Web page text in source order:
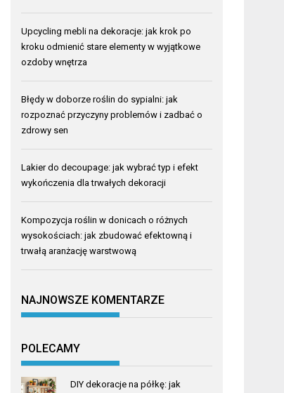
Upcycling mebli na dekoracje: jak krok po
kroku odmienić stare elementy w wyjątkowe
ozdoby wnętrza
Błędy w doborze roślin do sypialni: jak
rozpoznać przyczyny problemów i zadbać o
zdrowy sen
Lakier do decoupage: jak wybrać typ i efekt
wykończenia dla trwałych dekoracji
Kompozycja roślin w donicach o różnych
wysokościach: jak zbudować efektowną i
trwałą aranżację warstwową
NAJNOWSZE KOMENTARZE
POLECAMY
DIY dekoracje na półkę: jak